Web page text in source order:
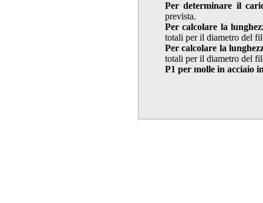
Per determinare il
prevista.
Per calcolare la
totali per il diametro del
Per calcolare la
totali per il diametro del
P1 per molle in acciaio